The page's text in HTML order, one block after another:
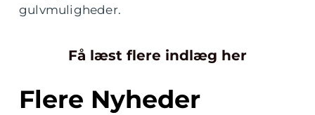
gulvmuligheder.
Få læst flere indlæg her
Flere Nyheder